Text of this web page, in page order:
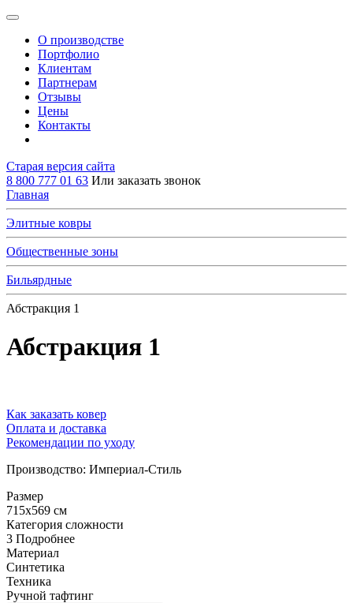
О производстве
Портфолио
Клиентам
Партнерам
Отзывы
Цены
Контакты
Старая версия сайта
8 800 777 01 63 Или заказать звонок
Главная
Элитные ковры
Общественные зоны
Бильярдные
Абстракция 1
Абстракция 1
Как заказать ковер
Оплата и доставка
Рекомендации по уходу
Производство: Империал-Стиль
Размер
715x569 см
Категория сложности
3 Подробнее
Материал
Синтетика
Техника
Ручной тафтинг